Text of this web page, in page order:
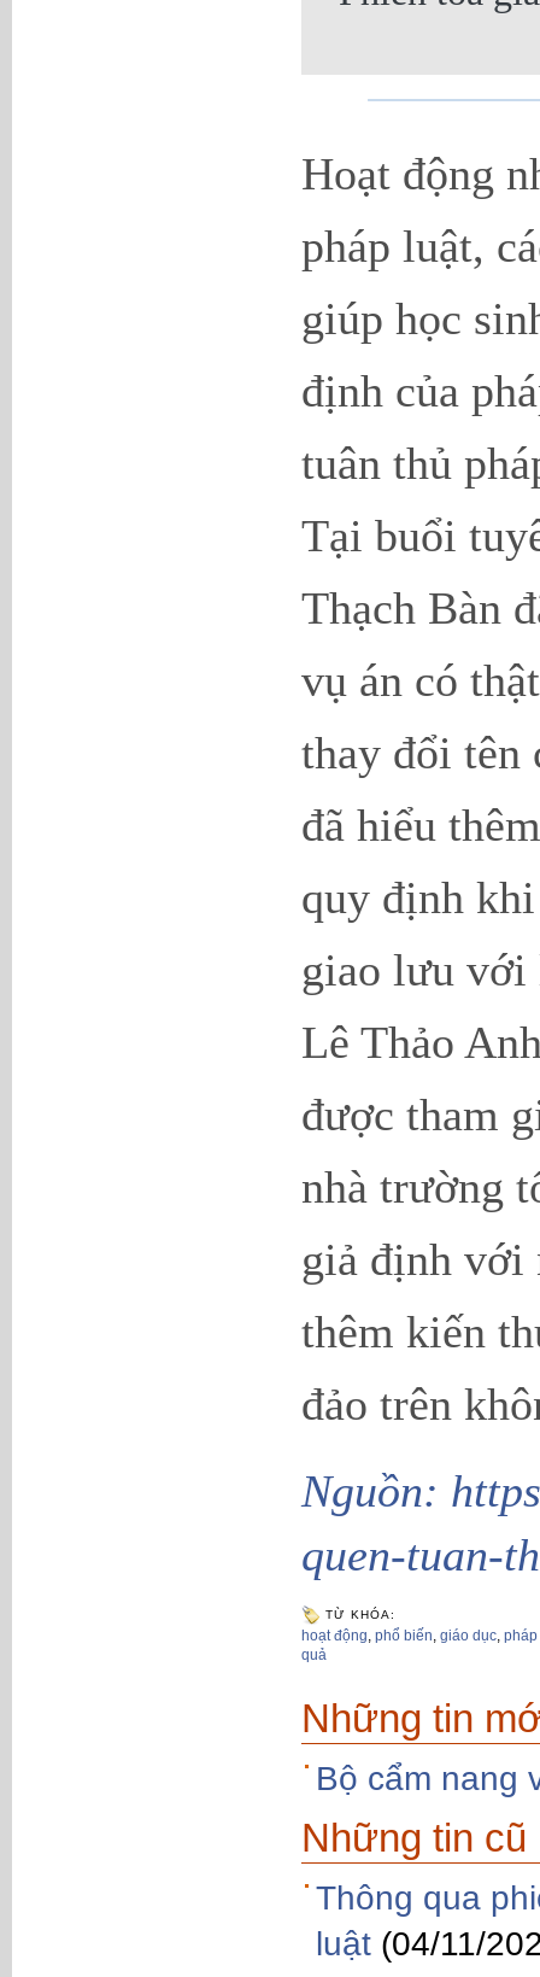
Hoạt động
pháp luật,
giúp học
định của
tuân thủ
Tại buổi
Thạch Bàn
vụ án có
thay đổi tên
đã hiểu
quy định
giao lưu với
Lê Thảo
được tham
nhà trường
giả định với
thêm kiến
đảo trên
Nguồn:
quen-tuan-
TỪ KHÓA:
hoạt động, phổ biến, giáo dục, pháp
quả
Những tin
Bộ cẩm nang
Những tin cũ
Thông qua
luật (04/11/